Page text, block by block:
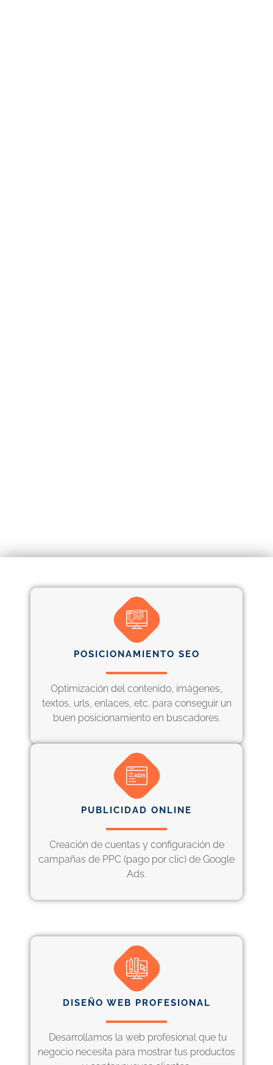
DISEÑO WEB PROFESIONAL
Desarrollamos la web profesional que tu
negocio necesita para mostrar tus productos
POSICIONAMIENTO SEO
Optimización del contenido, imágenes,
textos, urls, enlaces, etc. para conseguir un
buen posicionamiento en buscadores.
PUBLICIDAD ONLINE
Creación de cuentas y configuración de
campañas de PPC (pago por clic) de Google
Ads.